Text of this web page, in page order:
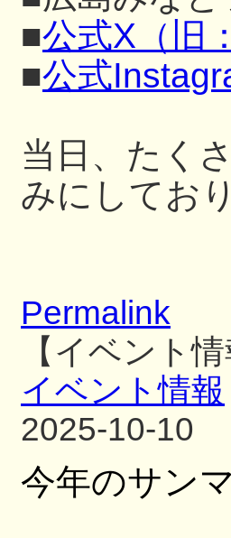
■公式X（旧
■公式
当日、たく
みにしてお
Permalink
【イベント
イベント情報
2025-10-10
今年のサン